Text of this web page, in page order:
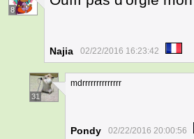
8
Najia 02/22/2016 16:23:42
31
mdrrrrrrrrrrrrrr
Pondy 02/22/2016 20:00:56